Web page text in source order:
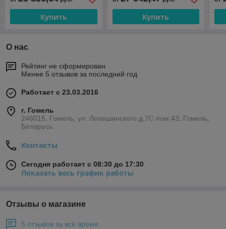
Купить Купить
О нас
Рейтинг не сформирован
Менее 5 отзывов за последний год
Работает с 23.03.2016
г. Гомель
246015, Гомель, ул. Лепешинского д.7С пом.43, Гомель,
Беларусь
Контакты
Сегодня работает с 08:30 до 17:30
Показать весь график работы
Отзывы о магазине
5 отзывов за всё время